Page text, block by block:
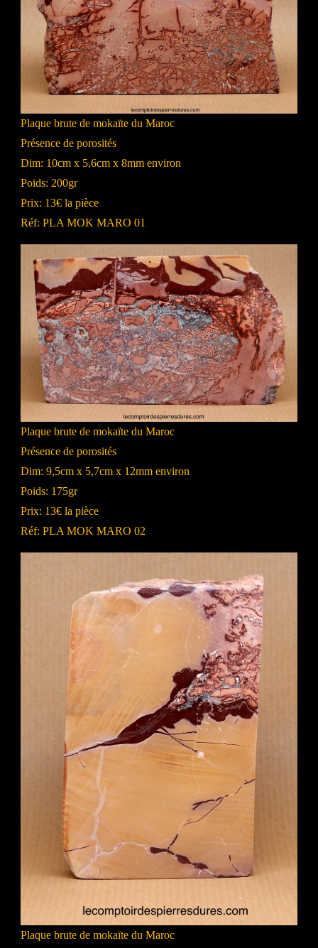
Plaque brute de mokaïte du Maroc
Présence de porosités
Dim: 10cm x 5,6cm x 8mm environ
Poids: 200gr
Prix: 13€ la pièce
Réf: PLA MOK MARO 01
Plaque brute de mokaïte du Maroc
Présence de porosités
Dim: 9,5cm x 5,7cm x 12mm environ
Poids: 175gr
Prix: 13€ la pièce
Réf: PLA MOK MARO 02
Plaque brute de mokaïte du Maroc